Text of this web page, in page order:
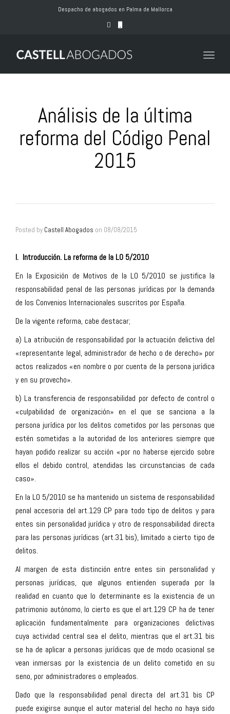
Despacho de abogados en Palma de Mallorca
Toggle
Análisis de la última
reforma del Código Penal
2015
Posted by Castell Abogados on 08/08/2015
I. Introducción. La reforma de la LO 5/2010
En la Exposición de Motivos de la LO 5/2010 se justifica la
responsabilidad penal de las personas jurídicas por la demanda
de los Convenios Internacionales suscritos por España.
De la vigente reforma, cabe destacar;
a) La atribución de responsabilidad por la actuación delictiva del
«representante legal, administrador de hecho o de derecho» por
actos realizados «en nombre o por cuenta de la persona jurídica
y en su provecho».
b) La transferencia de responsabilidad por defecto de control o
«culpabilidad de organización» en el que se sanciona a la
persona jurídica por los delitos cometidos por las personas que
estén sometidas a la autoridad de los anteriores siempre que
hayan podido realizar su acción «por no haberse ejercido sobre
ellos el debido control, atendidas las circunstancias de cada
caso».
En la LO 5/2010 se ha mantenido un sistema de responsabilidad
penal accesoria del art.129 CP para todo tipo de delitos y para
entes sin personalidad jurídica y otro de responsabilidad directa
para las personas jurídicas (art.31 bis), limitado a cierto tipo de
delitos.
Al margen de esta distinción entre entes sin personalidad y
personas jurídicas, que algunos entienden superada por la
realidad en cuanto que lo determinante es la existencia de un
patrimonio autónomo, lo cierto es que el art.129 CP ha de tener
aplicación fundamentalmente para organizaciones delictivas
cuya actividad central sea el delito, mientras que el art.31 bis
se ha de aplicar a personas jurídicas que de modo ocasional se
vean inmersas por la existencia de un delito cometido en su
seno, por administradores o empleados.
Dado que la responsabilidad penal directa del art.31 bis CP
puede exigirse aunque el autor material del hecho no haya sido